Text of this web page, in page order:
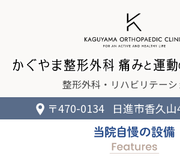
整形外科 リハビリテー
〒470-0134 日進市香久